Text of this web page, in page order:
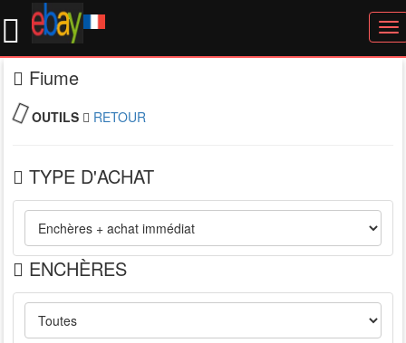
Fiume
OUTILS RETOUR
TYPE D'ACHAT
ENCHÈRES